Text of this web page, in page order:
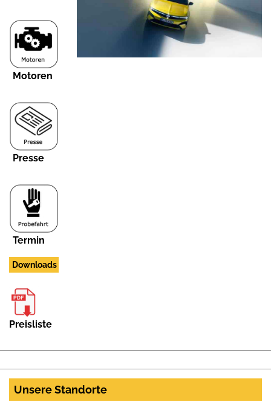
Motoren
Presse
Termin
Downloads
Preisliste
Unsere Standorte